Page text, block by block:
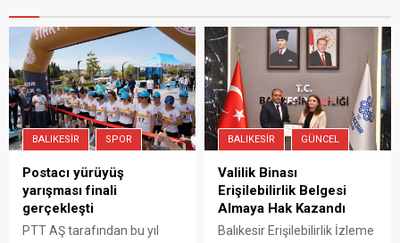
BALIKESIR SPOR
Postacı yürüyüş
yarışması finali
gerçekleşti
PTT AŞ tarafından bu yıl
BALIKESIR GÜNCEL
Valilik Binası
Erişilebilirlik Belgesi
Almaya Hak Kazandı
Balıkesir Erişilebilirlik İzleme